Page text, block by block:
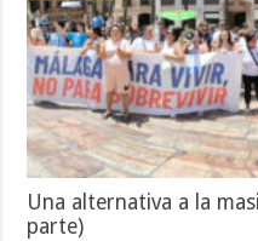
Una alternativa a la
parte)